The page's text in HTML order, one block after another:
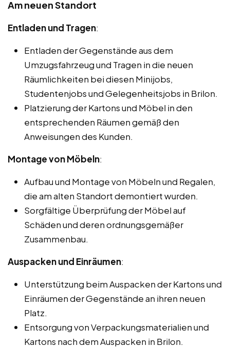
Am neuen Standort
Entladen und Tragen:
Entladen der Gegenstände aus dem
Umzugsfahrzeug und Tragen in die neuen
Räumlichkeiten bei diesen Minijobs,
Studentenjobs und Gelegenheitsjobs in Brilon.
Platzierung der Kartons und Möbel in den
entsprechenden Räumen gemäß den
Anweisungen des Kunden.
Montage von Möbeln:
Aufbau und Montage von Möbeln und Regalen,
die am alten Standort demontiert wurden.
Sorgfältige Überprüfung der Möbel auf
Schäden und deren ordnungsgemäßer
Zusammenbau.
Auspacken und Einräumen:
Unterstützung beim Auspacken der Kartons und
Einräumen der Gegenstände an ihren neuen
Platz.
Entsorgung von Verpackungsmaterialien und
Kartons nach dem Auspacken in Brilon.